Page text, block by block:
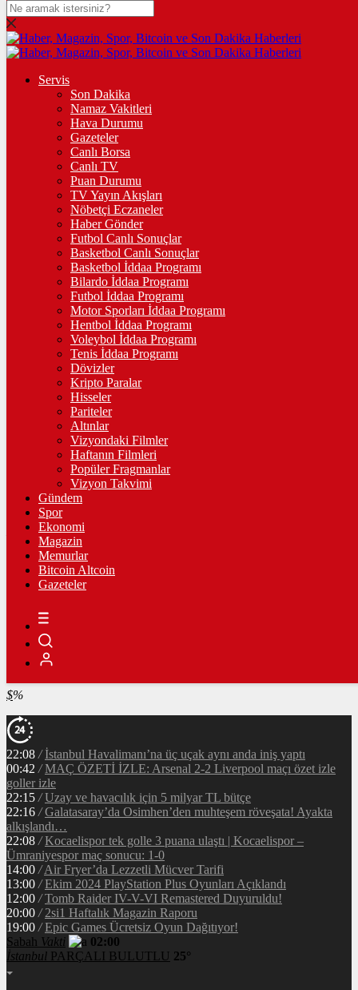
DOLAR
47,7436$% 0.18
% 0.32
STERLİN
% 0.38
GRAM ALTIN
%2,59
ÇEYREK ALTIN
10.903,00%2,54
TAM ALTIN
43.427,00%2,54
%2,39
%-0,14
LİTECOİN
ETHEREUM
RİPPLE
TETHER
$%
Servis
Son Dakika
Namaz Vakitleri
Hava Durumu
Gazeteler
Canlı Borsa
Canlı TV
Puan Durumu
TV Yayın Akışları
Nöbetçi Eczaneler
Haber Gönder
Futbol Canlı Sonuçlar
Basketbol Canlı Sonuçlar
Basketbol İddaa Programı
Bilardo İddaa Programı
Futbol İddaa Programı
Motor Sporları İddaa Programı
Hentbol İddaa Programı
Voleybol İddaa Programı
Tenis İddaa Programı
Dövizler
Kripto Paralar
Hisseler
Pariteler
Altınlar
Vizyondaki Filmler
Haftanın Filmleri
Popüler Fragmanlar
Vizyon Takvimi
Gündem
Spor
Ekonomi
Magazin
Memurlar
Bitcoin Altcoin
Gazeteler
22:08 / İstanbul Havalimanı’na üç uçak aynı anda iniş yaptı
00:42 / MAÇ ÖZETİ İZLE: Arsenal 2-2 Liverpool maçı özet izle
goller izle
22:15 / Uzay ve havacılık için 5 milyar TL bütçe
22:16 / Galatasaray’da Osimhen’den muhteşem röveşata! Ayakta
alkışlandı…
22:08 / Kocaelispor tek golle 3 puana ulaştı | Kocaelispor –
Ümraniyespor maç sonucu: 1-0
14:00 / Air Fryer’da Lezzetli Mücver Tarifi
13:00 / Ekim 2024 PlayStation Plus Oyunları Açıklandı
12:00 / Tomb Raider IV-V-VI Remastered Duyuruldu!
20:00 / 2si1 Haftalık Magazin Raporu
19:00 / Epic Games Ücretsiz Oyun Dağıtıyor!
Sabah Vakti
02:00
İstanbul PARÇALI BULUTLU 25°